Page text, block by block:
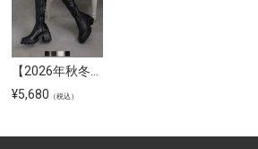
¥5,680 （税込）